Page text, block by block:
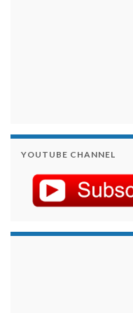
YOUTUBE CHANNEL